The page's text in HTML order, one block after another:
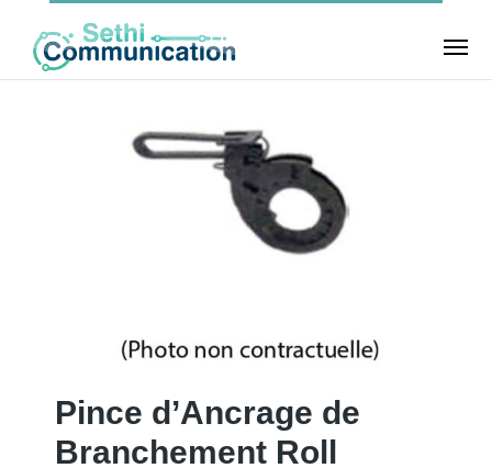
Pince d’Ancrage de
Branchement Roll